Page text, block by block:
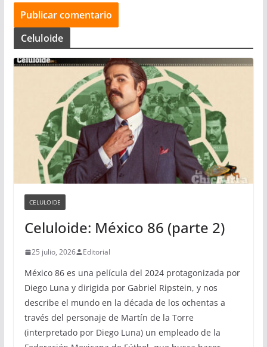
Celuloide
CELULOIDE
Celuloide: México 86 (parte 2)
25 julio, 2026 Editorial
México 86 es una película del 2024 protagonizada por
Diego Luna y dirigida por Gabriel Ripstein, y nos
describe el mundo en la década de los ochentas a
través del personaje de Martín de la Torre
(interpretado por Diego Luna) un empleado de la